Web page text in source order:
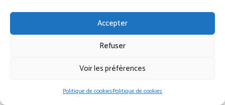
Accepter
Refuser
Voir les préférences
Politique de cookiesPolitique de cookies
Nutrition pour combattant MMA 2025 : 7 secrets…
Nassim Brahimi Nov 27, 2025